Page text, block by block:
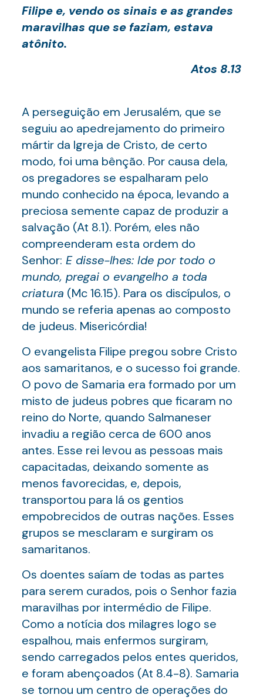
Filipe e, vendo os sinais e as grandes
maravilhas que se faziam, estava
atônito.
Atos 8.13
A perseguição em Jerusalém, que se
seguiu ao apedrejamento do primeiro
mártir da Igreja de Cristo, de certo
modo, foi uma bênção. Por causa dela,
os pregadores se espalharam pelo
mundo conhecido na época, levando a
preciosa semente capaz de produzir a
salvação (At 8.1). Porém, eles não
compreenderam esta ordem do
Senhor: E disse-lhes: Ide por todo o
mundo, pregai o evangelho a toda
criatura (Mc 16.15). Para os discípulos, o
mundo se referia apenas ao composto
de judeus. Misericórdia!
O evangelista Filipe pregou sobre Cristo
aos samaritanos, e o sucesso foi grande.
O povo de Samaria era formado por um
misto de judeus pobres que ficaram no
reino do Norte, quando Salmaneser
invadiu a região cerca de 600 anos
antes. Esse rei levou as pessoas mais
capacitadas, deixando somente as
menos favorecidas, e, depois,
transportou para lá os gentios
empobrecidos de outras nações. Esses
grupos se mesclaram e surgiram os
samaritanos.
Os doentes saíam de todas as partes
para serem curados, pois o Senhor fazia
maravilhas por intermédio de Filipe.
Como a notícia dos milagres logo se
espalhou, mais enfermos surgiram,
sendo carregados pelos entes queridos,
e foram abençoados (At 8.4-8). Samaria
se tornou um centro de operações do